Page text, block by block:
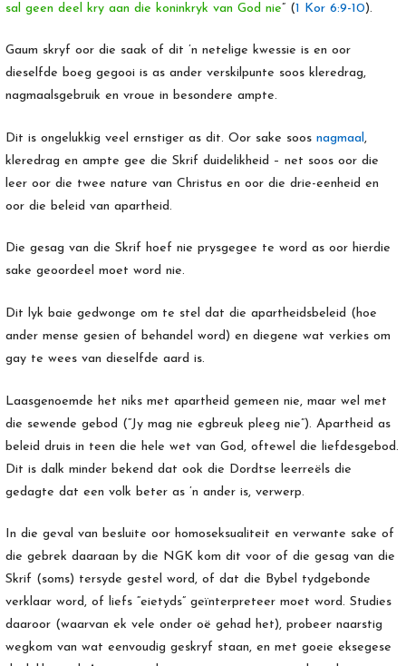
sal geen deel kry aan die koninkryk van God nie” (1 Kor 6:9-10).
Gaum skryf oor die saak of dit ’n netelige kwessie is en oor
dieselfde boeg gegooi is as ander verskilpunte soos kleredrag,
nagmaalsgebruik en vroue in besondere ampte.
Dit is ongelukkig veel ernstiger as dit. Oor sake soosnagmaal ,
kleredrag en ampte gee die Skrif duidelikheid – net soos oor die
leer oor die twee nature van Christus en oor die drie-eenheid en
oor die beleid van apartheid.
Die gesag van die Skrif hoef nie prysgegee te word as oor hierdie
sake geoordeel moet word nie.
Dit lyk baie gedwonge om te stel dat die apartheidsbeleid (hoe
ander mense gesien of behandel word) en diegene wat verkies om
gay te wees van dieselfde aard is.
Laasgenoemde het niks met apartheid gemeen nie, maar wel met
die sewende gebod (“Jy mag nie egbreuk pleeg nie”). Apartheid as
beleid druis in teen die hele wet van God, oftewel die liefdesgebod.
Dit is dalk minder bekend dat ook die Dordtse leerreëls die
gedagte dat een volk beter as ’n ander is, verwerp.
In die geval van besluite oor homoseksualiteit en verwante sake of
die gebrek daaraan by die NGK kom dit voor of die gesag van die
Skrif (soms) tersyde gestel word, of dat die Bybel tydgebonde
verklaar word, of liefs “eietyds” geïnterpreteer moet word. Studies
daaroor (waarvan ek vele onder oë gehad het), probeer naarstig
wegkom van wat eenvoudig geskryf staan, en met goeie eksegese